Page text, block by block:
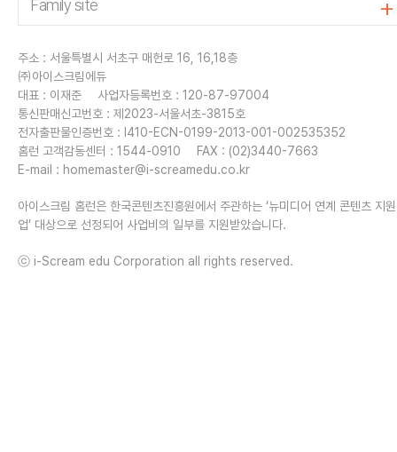
주소 : 서울특별시 서초구 매헌로 16, 16,18층
㈜아이스크림에듀
대표 : 이재준
사업자등록번호 : 120-87-97004
통신판매신고번호 : 제2023-서울서초-3815호
전자출판물인증번호 : I410-ECN-0199-2013-001-002535352
홈런 고객감동센터 : 1544-0910
FAX : (02)3440-7663
E-mail : homemaster@i-screamedu.co.kr
아이스크림 홈런은 한국콘텐츠진흥원에서 주관하는 ‘뉴미디어 연계 콘텐츠 지
업’ 대상으로 선정되어 사업비의 일부를 지원받았습니다.
ⓒ i-Scream edu Corporation all rights reserved.